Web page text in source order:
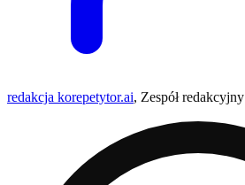
redakcja korepetytor.ai, Zespół redakcyjny